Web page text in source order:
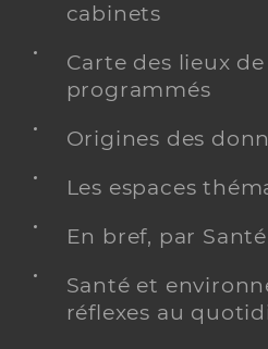
cabinets
Carte des lieux
programmés
Origines des
Les espaces
En bref, par
Santé et
réflexes au